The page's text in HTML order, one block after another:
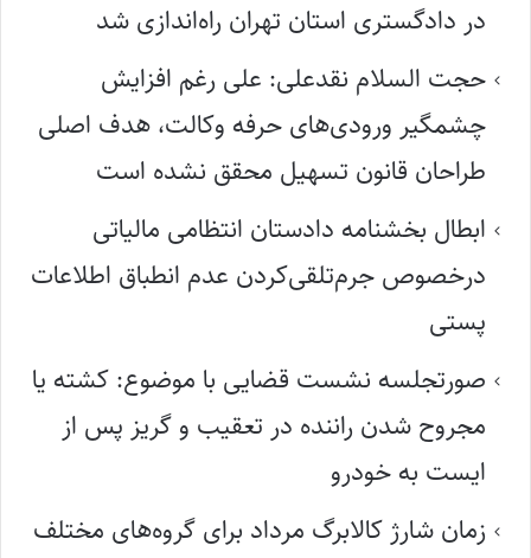
در دادگستری استان تهران راه‌اندازی شد
حجت السلام نقدعلی: علی رغم افزایش
چشمگیر ورودی‌های حرفه وکالت، هدف اصلی
طراحان قانون تسهیل محقق نشده است
ابطال بخشنامه دادستان انتظامی مالیاتی
درخصوص جرم‌تلقی‌کردن عدم انطباق اطلاعات
پستی
صورتجلسه نشست قضایی با موضوع: کشته یا
مجروح شدن راننده در تعقیب و گریز پس از
ایست به خودرو
زمان شارژ کالابرگ مرداد برای گروه‌های مختلف